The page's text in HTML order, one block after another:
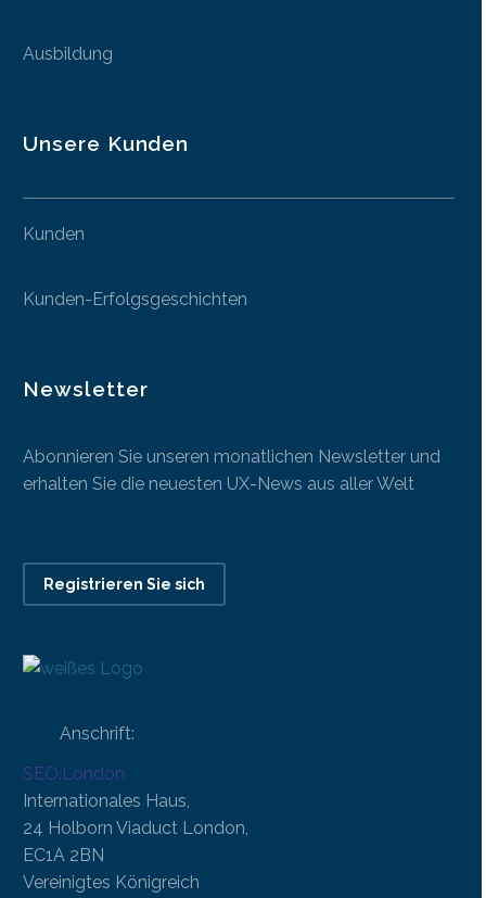
Ausbildung
Unsere Kunden
Kunden
Kunden-Erfolgsgeschichten
Newsletter
Abonnieren Sie unseren monatlichen Newsletter und
erhalten Sie die neuesten UX-News aus aller Welt
Registrieren Sie sich
Anschrift:
SEO.London
Internationales Haus,
24 Holborn Viaduct London,
EC1A 2BN
Vereinigtes Königreich